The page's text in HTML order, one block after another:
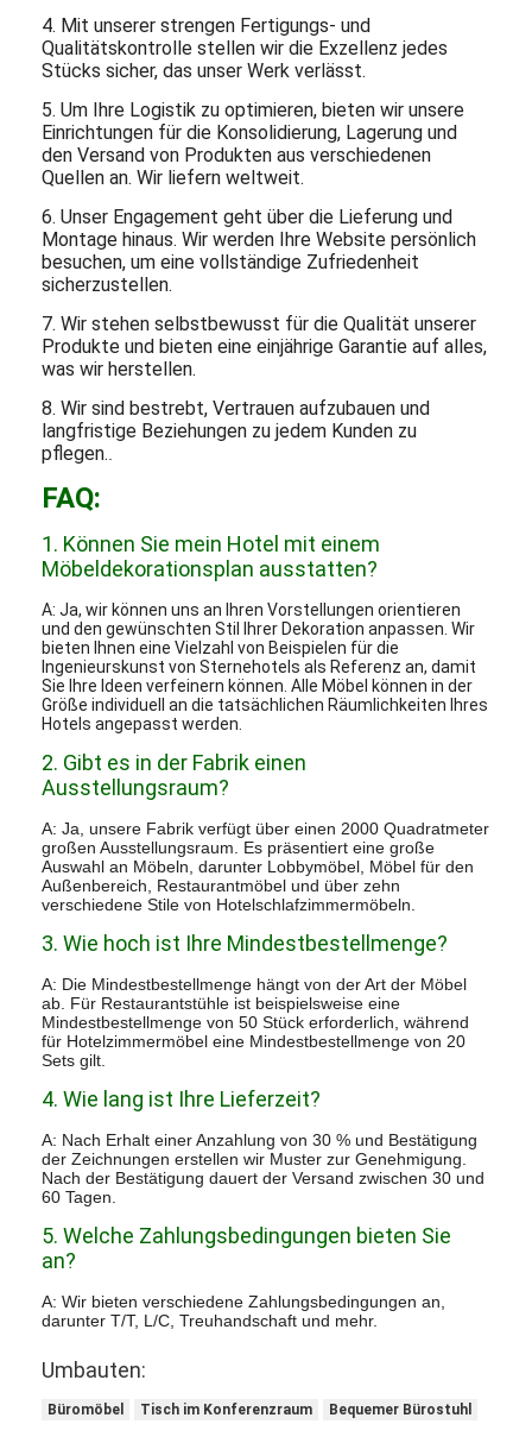
4. Mit unserer strengen Fertigungs- und
Qualitätskontrolle stellen wir die Exzellenz jedes
Stücks sicher, das unser Werk verlässt.
5. Um Ihre Logistik zu optimieren, bieten wir unsere
Einrichtungen für die Konsolidierung, Lagerung und
den Versand von Produkten aus verschiedenen
Quellen an. Wir liefern weltweit.
6. Unser Engagement geht über die Lieferung und
Montage hinaus. Wir werden Ihre Website persönlich
besuchen, um eine vollständige Zufriedenheit
sicherzustellen.
7. Wir stehen selbstbewusst für die Qualität unserer
Produkte und bieten eine einjährige Garantie auf alles,
was wir herstellen.
8. Wir sind bestrebt, Vertrauen aufzubauen und
langfristige Beziehungen zu jedem Kunden zu
pflegen.
FAQ:
1. Können Sie mein Hotel mit einem
Möbeldekorationsplan ausstatten?
A: Ja, wir können uns an Ihren Vorstellungen orientieren
und den gewünschten Stil Ihrer Dekoration anpassen. Wir
bieten Ihnen eine Vielzahl von Beispielen für die
Ingenieurskunst von Sternehotels als Referenz an, damit
Sie Ihre Ideen verfeinern können. Alle Möbel können in der
Größe individuell an die tatsächlichen Räumlichkeiten Ihres
Hotels angepasst werden.
2. Gibt es in der Fabrik einen
Ausstellungsraum?
A: Ja, unsere Fabrik verfügt über einen 2000 Quadratmeter
großen Ausstellungsraum. Es präsentiert eine große
Auswahl an Möbeln, darunter Lobbymöbel, Möbel für den
Außenbereich, Restaurantmöbel und über zehn
verschiedene Stile von Hotelschlafzimmermöbeln.
3. Wie hoch ist Ihre Mindestbestellmenge?
A: Die Mindestbestellmenge hängt von der Art der Möbel
ab. Für Restaurantstühle ist beispielsweise eine
Mindestbestellmenge von 50 Stück erforderlich, während
für Hotelzimmermöbel eine Mindestbestellmenge von 20
Sets gilt.
4. Wie lang ist Ihre Lieferzeit?
A: Nach Erhalt einer Anzahlung von 30 % und Bestätigung
der Zeichnungen erstellen wir Muster zur Genehmigung.
Nach der Bestätigung dauert der Versand zwischen 30 und
60 Tagen.
5. Welche Zahlungsbedingungen bieten Sie
an?
A: Wir bieten verschiedene Zahlungsbedingungen an,
darunter T/T, L/C, Treuhandschaft und mehr.
Umbauten:
Büromöbel Tisch im Konferenzraum Bequemer Bürostuhl